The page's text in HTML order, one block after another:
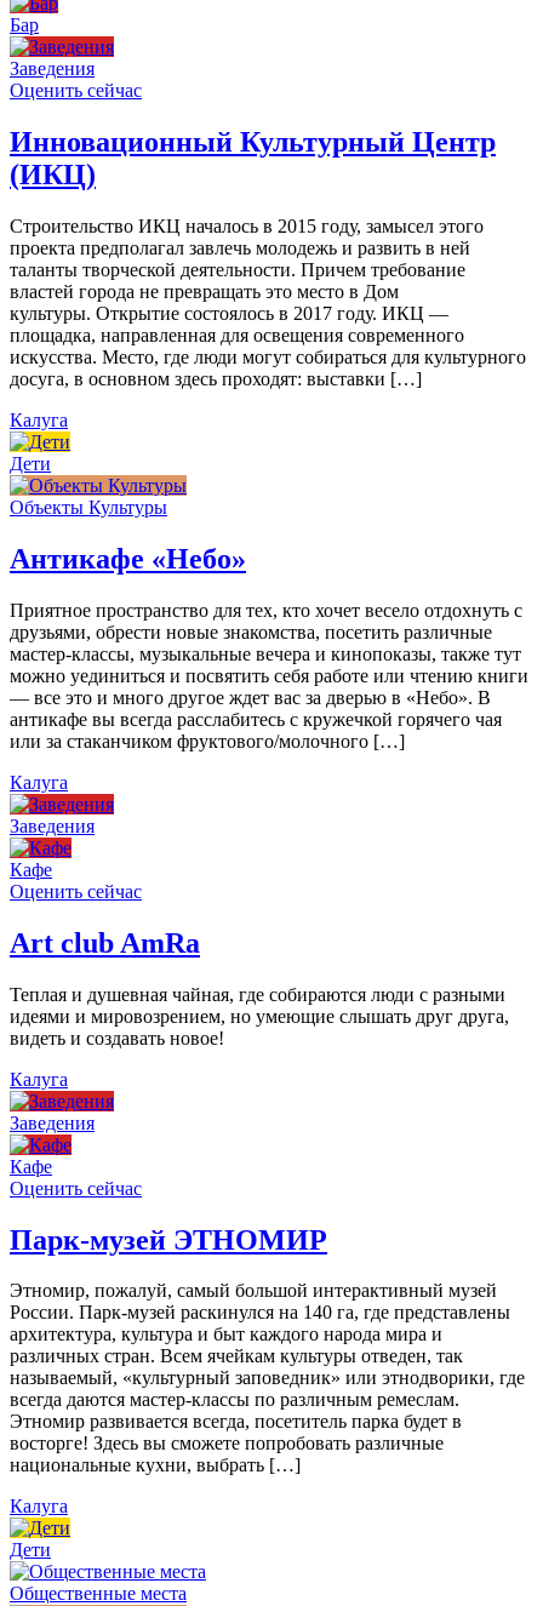
Бар
Заведения
Оценить сейчас
Инновационный Культурный Центр
(ИКЦ)
Строительство ИКЦ началось в 2015 году, замысел этого
проекта предполагал завлечь молодежь и развить в ней
таланты творческой деятельности. Причем требование
властей города не превращать это место в Дом
культуры. Открытие состоялось в 2017 году. ИКЦ —
площадка, направленная для освещения современного
искусства. Место, где люди могут собираться для культурного
досуга, в основном здесь проходят: выставки […]
Калуга
Дети
Объекты Культуры
Антикафе «Небо»
Приятное пространство для тех, кто хочет весело отдохнуть с
друзьями, обрести новые знакомства, посетить различные
мастер-классы, музыкальные вечера и кинопоказы, также тут
можно уединиться и посвятить себя работе или чтению книги
— все это и много другое ждет вас за дверью в «Небо». В
антикафе вы всегда расслабитесь с кружечкой горячего чая
или за стаканчиком фруктового/молочного […]
Калуга
Заведения
Кафе
Оценить сейчас
Art сlub AmRa
Теплая и душевная чайная, где собираются люди с разными
идеями и мировозрением, но умеющие слышать друг друга,
видеть и создавать новое!
Калуга
Заведения
Кафе
Оценить сейчас
Парк-музей ЭТНОМИР
Этномир, пожалуй, самый большой интерактивный музей
России. Парк-музей раскинулся на 140 га, где представлены
архитектура, культура и быт каждого народа мира и
различных стран. Всем ячейкам культуры отведен, так
называемый, «культурный заповедник» или этнодворики, где
всегда даются мастер-классы по различным ремеслам.
Этномир развивается всегда, посетитель парка будет в
восторге! Здесь вы сможете попробовать различные
национальные кухни, выбрать […]
Калуга
Дети
Общественные места